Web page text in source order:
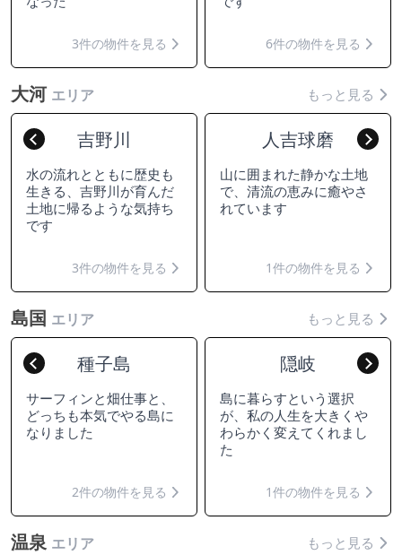
3件の物件を見る 6件の物件を見る
大河 エリア もっと見る
Previous吉野川
水の流れとともに歴史も
生きる、吉野川が育んだ
土地に帰るような気持ち
です
3件の物件を見る
人吉球磨
山に囲まれた静かな土地
で、清流の恵みに癒やさ
れています
1件の物件を見る
島国 エリア もっと見る
Previous種子島
サーフィンと畑仕事と、
どっちも本気でやる島に
なりました
2件の物件を見る
隠岐
島に暮らすという選択
が、私の人生を大きくや
わらかく変えてくれまし
た
1件の物件を見る
温泉 エリア もっと見る